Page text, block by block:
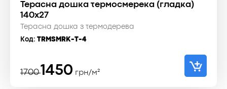
Терасна дошка термосмерека (гладка)
140x27
Терасна дошка з термодерева
Код: TRMSMRK-T-4
1700
Оригінальна
1450
Поточнагрн/м²